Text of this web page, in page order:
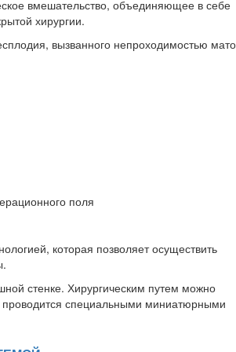
вмешательство, объединяющее в себе
хирургии.
вызванного непроходимостью
поля
которая позволяет осуществить
стенке. Хирургическим путем можно
проводится специальными миниатюрными